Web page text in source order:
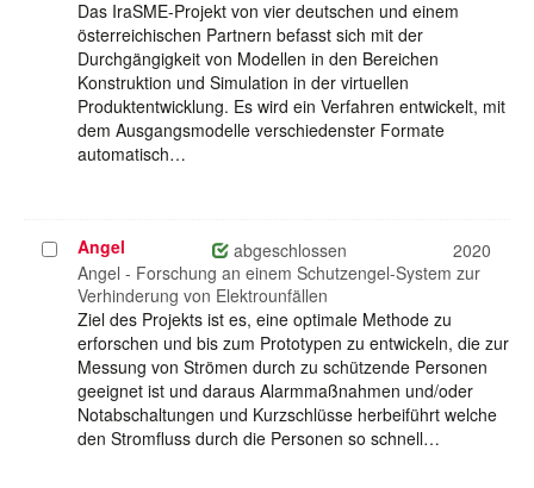
Das IraSME-Projekt von vier deutschen und einem
österreichischen Partnern befasst sich mit der
Durchgängigkeit von Modellen in den Bereichen
Konstruktion und Simulation in der virtuellen
Produktentwicklung. Es wird ein Verfahren entwickelt, mit
dem Ausgangsmodelle verschiedenster Formate
automatisch…
Projekt
auswählen
Angel abgeschlossen
2020
Angel - Forschung an einem Schutzengel-System zur
Verhinderung von Elektrounfällen
Ziel des Projekts ist es, eine optimale Methode zu
erforschen und bis zum Prototypen zu entwickeln, die zur
Messung von Strömen durch zu schützende Personen
geeignet ist und daraus Alarmmaßnahmen und/oder
Notabschaltungen und Kurzschlüsse herbeiführt welche
den Stromfluss durch die Personen so schnell…